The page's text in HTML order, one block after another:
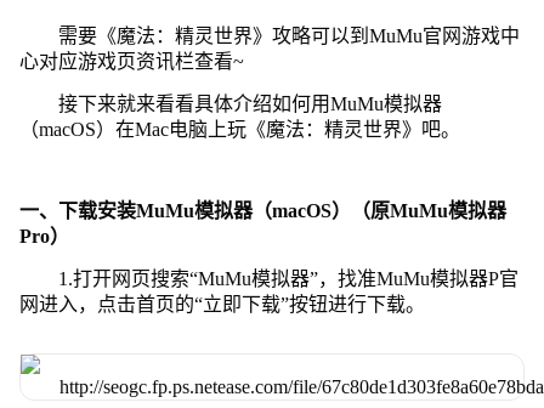
需要《魔法：精灵世界》攻略可以到MuMu官网游戏中
心对应游戏页资讯栏查看~
接下来就来看看具体介绍如何用MuMu模拟器
（macOS）在Mac电脑上玩《魔法：精灵世界》吧。
一、下载安装MuMu模拟器（macOS）（原MuMu模拟器
Pro）
1.打开网页搜索“MuMu模拟器”，找准MuMu模拟器P官
网进入，点击首页的“立即下载”按钮进行下载。